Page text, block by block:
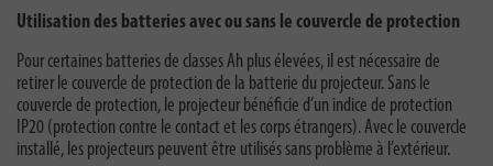
Utilisation des batteries avec ou sans le couvercle de protection
Pour certaines batteries de classes Ah plus élevées, il est nécessaire de
retirer le couvercle de protection de la batterie du projecteur. Sans le
couvercle de protection, le projecteur bénéficie d’un indice de protection
IP20 (protection contre le contact et les corps étrangers). Avec le couvercle
installé, les projecteurs peuvent être utilisés sans problème à l’extérieur.